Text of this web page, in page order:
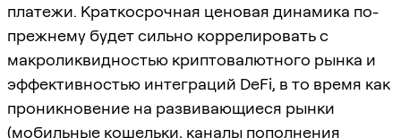
платежи. Краткосрочная ценовая динамика по-
прежнему будет сильно коррелировать с
макроликвидностью криптовалютного рынка и
эффективностью интеграций DeFi, в то время как
проникновение на развивающиеся рынки
(мобильные кошельки, каналы пополнения